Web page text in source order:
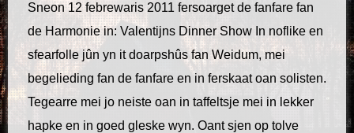
Sneon 12 febrewaris 2011 fersoarget de fanfare fan
de Harmonie in: Valentijns Dinner Show In noflike en
sfearfolle jûn yn it doarpshûs fan Weidum, mei
begelieding fan de fanfare en in ferskaat oan solisten.
Tegearre mei jo neiste oan in taffeltsje mei in lekker
hapke en in goed gleske wyn. Oant sjen op tolve